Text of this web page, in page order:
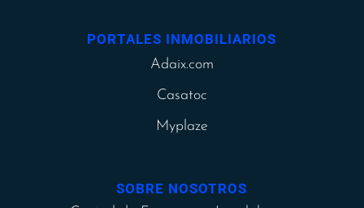
PORTALES INMOBILIARIOS
Adaix.com
Casatoc
Myplaze
SOBRE NOSOTROS